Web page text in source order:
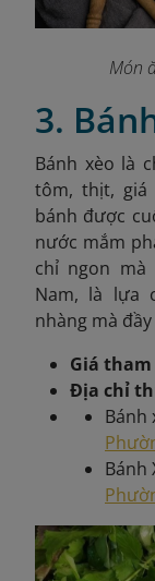
Món
3.
Bánh xèo là
tôm, thịt, giá
bánh được
nước mắm
chỉ ngon mà
Nam, là lựa
nhàng mà
Giá
Địa chỉ
Bánh
Bánh